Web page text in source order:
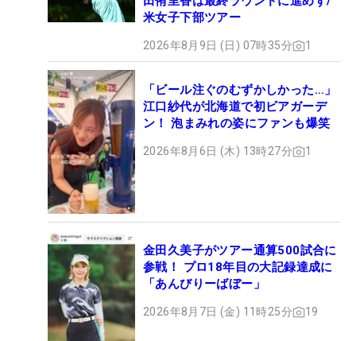
米女子下部ツアー
2026年8月9日 (日) 07時35分 1
「ビール注ぐのむずかしかった…」
江口紗代が北海道で初ビアガーデ
ン！ 泡まみれの姿にファンも爆笑
2026年8月6日 (木) 13時27分 1
金田久美子がツアー通算500試合に
参戦！ プロ18年目の大記録達成に
「あんびりーばぼー」
2026年8月7日 (金) 11時25分 19